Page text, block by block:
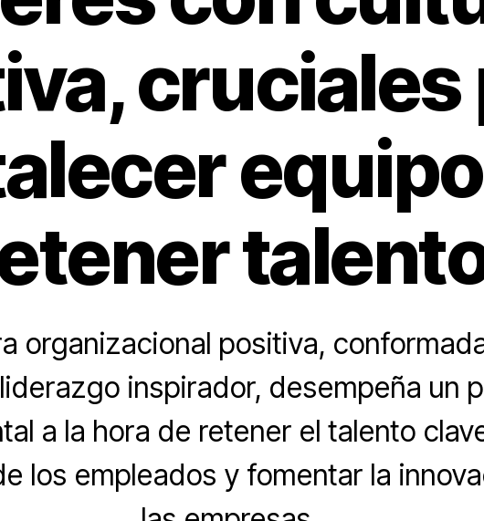
cruciales
organizacional positiva,
inspirador, desempeña un
a la hora de retener el talento
los empleados y fomentar la